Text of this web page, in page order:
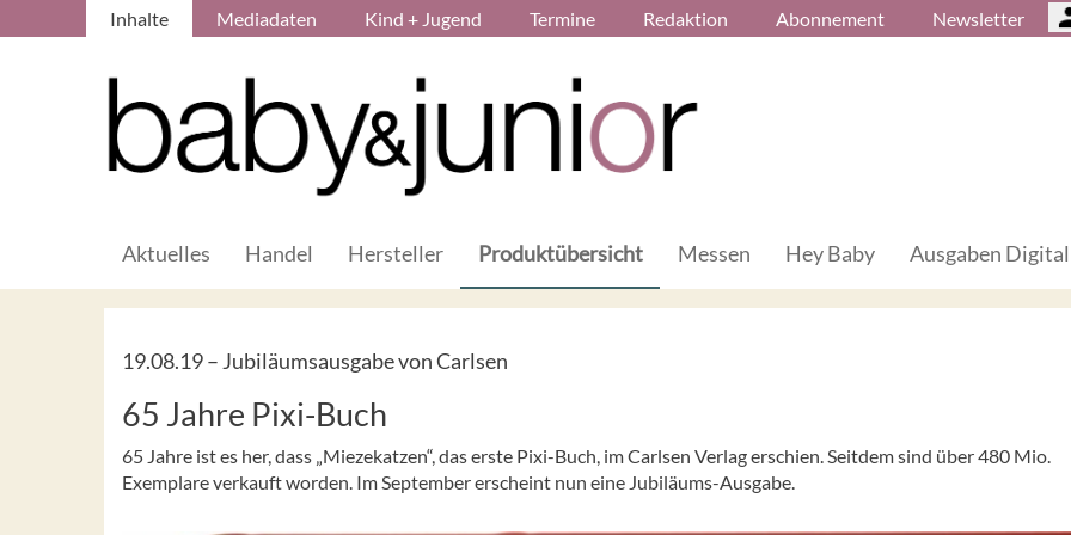
Inhalte Mediadaten Kind + Jugend Termine Redaktion Abonnement Newsletter
Aktuelles Handel Hersteller Produktübersicht Messen Hey Baby Ausgaben Digital
19.08.19 – Jubiläumsausgabe von Carlsen
65 Jahre Pixi-Buch
65 Jahre ist es her, dass „Miezekatzen“, das erste Pixi-Buch, im Carlsen Verlag erschien. Seitdem sind über 480 Mio.
Exemplare verkauft worden. Im September erscheint nun eine Jubiläums-Ausgabe.